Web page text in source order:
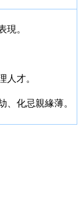
現。
人才。
、化忌親緣薄。